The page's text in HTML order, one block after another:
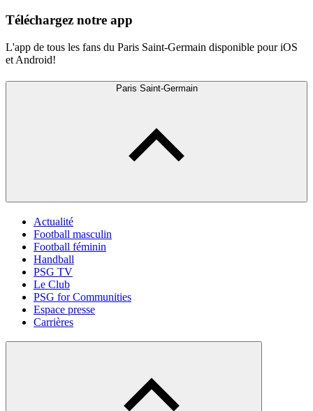
Téléchargez notre app
L'app de tous les fans du Paris Saint-Germain disponible pour iOS
et Android!
Paris Saint-Germain
Actualité
Football masculin
Football féminin
Handball
PSG TV
Le Club
PSG for Communities
Espace presse
Carrières